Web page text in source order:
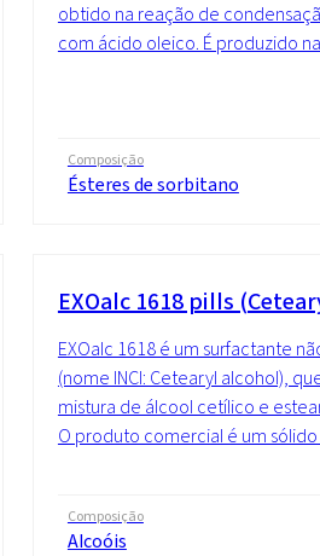
obtido na reação de
com ácido oleico. É produzido
Composição
Ésteres de sorbitano
EXOalc 1618 pills
EXOalc 1618 é um surfactante
(nome INCI: Cetearyl alcohol),
mistura de álcool cetílico e
O produto comercial é um sólido
Composição
Alcoóis